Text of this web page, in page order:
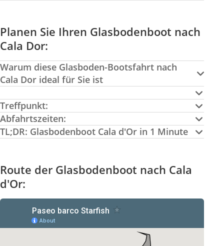
Planen Sie Ihren Glasbodenboot nach
Cala Dor:
Warum diese Glasboden-Bootsfahrt nach
Cala Dor ideal für Sie ist
Treffpunkt:
Abfahrtszeiten:
TL;DR: Glasbodenboot Cala d'Or in 1 Minute
Route der Glasbodenboot nach Cala
d'Or: